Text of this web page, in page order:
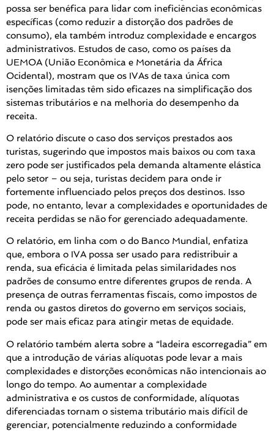
possa ser benéfica para lidar com ineficiências econômicas
específicas (como reduzir a distorção dos padrões de
consumo), ela também introduz complexidade e encargos
administrativos. Estudos de caso, como os países da
UEMOA (União Econômica e Monetária da África
Ocidental), mostram que os IVAs de taxa única com
isenções limitadas têm sido eficazes na simplificação dos
sistemas tributários e na melhoria do desempenho da
receita.
O relatório discute o caso dos serviços prestados aos
turistas, sugerindo que impostos mais baixos ou com taxa
zero pode ser justificados pela demanda altamente elástica
pelo setor – ou seja, turistas decidem para onde ir
fortemente influenciado pelos preços dos destinos. Isso
pode, no entanto, levar a complexidades e oportunidades de
receita perdidas se não for gerenciado adequadamente.
O relatório, em linha com o do Banco Mundial, enfatiza
que, embora o IVA possa ser usado para redistribuir a
renda, sua eficácia é limitada pelas similaridades nos
padrões de consumo entre diferentes grupos de renda. A
presença de outras ferramentas fiscais, como impostos de
renda ou gastos diretos do governo em serviços sociais,
pode ser mais eficaz para atingir metas de equidade.
O relatório também alerta sobre a “ladeira escorregadia” em
que a introdução de várias alíquotas pode levar a mais
complexidades e distorções econômicas não intencionais ao
longo do tempo. Ao aumentar a complexidade
administrativa e os custos de conformidade, alíquotas
diferenciadas tornam o sistema tributário mais difícil de
gerenciar, potencialmente reduzindo a conformidade